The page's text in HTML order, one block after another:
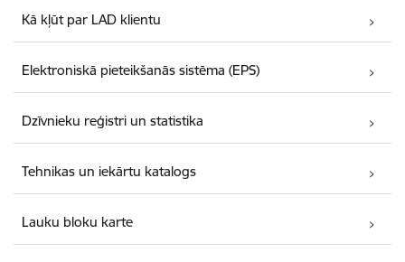
Kā kļūt par LAD klientu
Elektroniskā pieteikšanās sistēma (EPS)
Dzīvnieku reģistri un statistika
Tehnikas un iekārtu katalogs
Lauku bloku karte